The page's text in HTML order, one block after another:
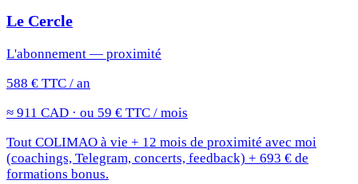
Le Cercle
L'abonnement — proximité
588 € TTC / an
≈ 911 CAD · ou 59 € TTC / mois
Tout COLIMAO à vie + 12 mois de proximité avec moi
(coachings, Telegram, concerts, feedback) + 693 € de
formations bonus.